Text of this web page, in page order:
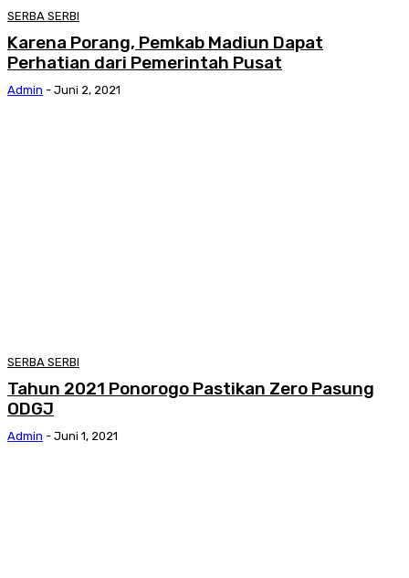
SERBA SERBI
Karena Porang, Pemkab Madiun Dapat
Perhatian dari Pemerintah Pusat
Admin - Juni 2, 2021
SERBA SERBI
Tahun 2021 Ponorogo Pastikan Zero Pasung
ODGJ
Admin - Juni 1, 2021